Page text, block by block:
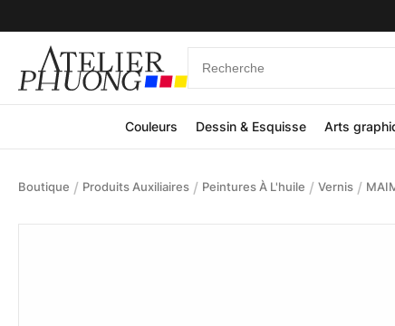
Couleurs Dessin & Esquisse Arts
Boutique / Produits Auxiliaires / Peintures À L'huile / Vernis /